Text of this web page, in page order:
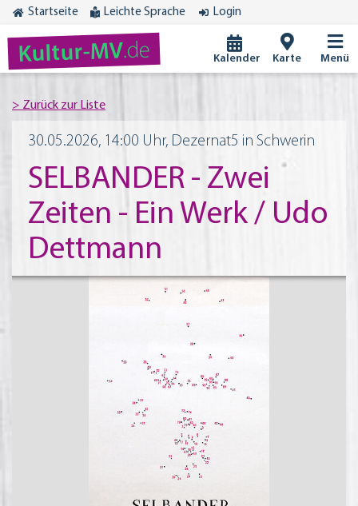
Startseite Leichte Sprache Login
Kultur-MV.de Kalender Karte Menü
30.05.2026, 14:00 Uhr, Dezernat5 in Schwerin
SELBANDER - Zwei
Zeiten - Ein Werk / Udo
Dettmann